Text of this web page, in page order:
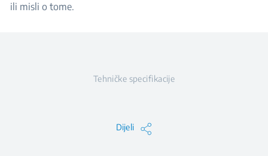
ili misli o tome.
Tehničke specifikacije
Dijeli